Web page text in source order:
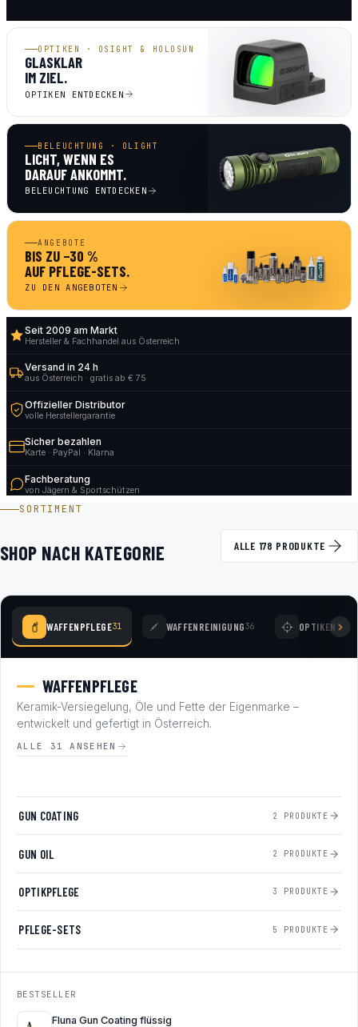
OPTIKEN · OSIGHT & HOLOSUN
GLASKLAR
IM ZIEL.
OPTIKEN ENTDECKEN
BELEUCHTUNG · OLIGHT
LICHT, WENN ES
DARAUF ANKOMMT.
BELEUCHTUNG ENTDECKEN
ANGEBOTE
BIS ZU −30 %
AUF PFLEGE-SETS.
ZU DEN ANGEBOTEN
Seit 2009 am Markt
Hersteller & Fachhandel aus Österreich
Versand in 24 h
aus Österreich · gratis ab € 75
Offizieller Distributor
volle Herstellergarantie
Sicher bezahlen
Karte · PayPal · Klarna
Fachberatung
von Jägern & Sportschützen
SORTIMENT
SHOP NACH KATEGORIE ALLE 178 PRODUKTE
WAFFENPFLEGE31 WAFFENREINIGUNG36 OPTIKEN 77
WAFFENPFLEGE
Keramik-Versiegelung, Öle und Fette der Eigenmarke –
entwickelt und gefertigt in Österreich.
ALLE 31 ANSEHEN
GUN COATING 2 PRODUKTE
GUN OIL 2 PRODUKTE
OPTIKPFLEGE 3 PRODUKTE
PFLEGE-SETS 5 PRODUKTE
BESTSELLER
Fluna Gun Coating flüssig